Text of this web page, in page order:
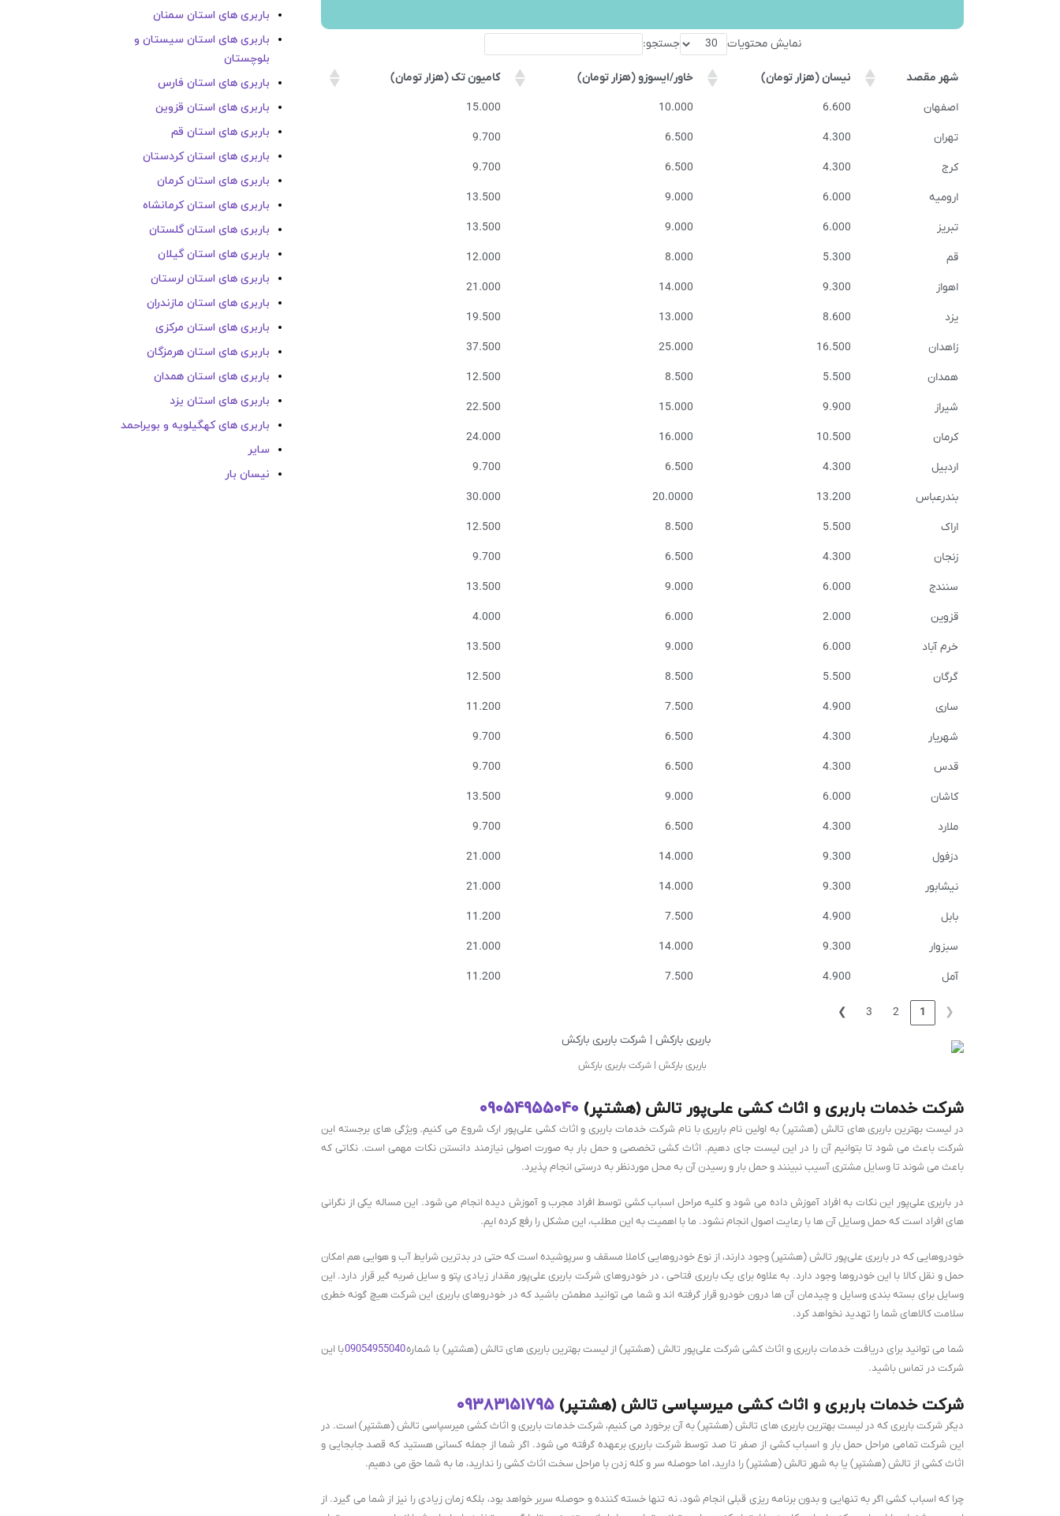
نمایش محتویات جستجو:
شهر مقصد نیسان (هزار تومان) خاور/ایسوزو (هزار تومان)
کامیون تک (هزار تومان)
اصفهان
6.600
10.000
15.000
تهران
4.300
6.500
9.700
کرج
4.300
6.500
9.700
ارومیه
6.000
9.000
13.500
تبریز
6.000
9.000
13.500
قم
5.300
8.000
12.000
اهواز
9.300
14.000
21.000
یزد
8.600
13.000
19.500
زاهدان
16.500
25.000
37.500
همدان
5.500
8.500
12.500
شیراز
9.900
15.000
22.500
کرمان
10.500
16.000
24.000
اردبیل
4.300
6.500
9.700
بندرعباس
13.200
20.0000
30.000
اراک
5.500
8.500
12.500
زنجان
4.300
6.500
9.700
سنندج
6.000
9.000
13.500
قزوین
2.000
6.000
4.000
خرم آباد
6.000
9.000
13.500
گرگان
5.500
8.500
12.500
ساری
4.900
7.500
11.200
شهریار
4.300
6.500
9.700
قدس
4.300
6.500
9.700
کاشان
6.000
9.000
13.500
ملارد
4.300
6.500
9.700
دزفول
9.300
14.000
21.000
نیشابور
9.300
14.000
21.000
بابل
4.900
7.500
11.200
سبزوار
9.300
14.000
21.000
آمل
4.900
7.500
11.200
❮
1
2
3
❯
باربری بارکش | شرکت باربری بارکش
شرکت خدمات باربری و اثاث کشی علی‌پور تالش (هشتپر) 09054955040
در لیست بهترین باربری های تالش (هشتپر) به اولین نام باربری با نام شرکت خدمات باربری و اثاث کشی علی‌پور ارک شروع می کنیم. ویژگی های برجسته این
شرکت باعث می شود تا بتوانیم آن را در این لیست جای دهیم. اثاث کشی تخصصی و حمل بار به صورت اصولی نیازمند دانستن نکات مهمی است. نکاتی که
باعث می شوند تا وسایل مشتری آسیب نبینند و حمل بار و رسیدن آن به محل موردنظر به درستی انجام پذیرد.
در باربری علی‌پور این نکات به افراد آموزش داده می شود و کلیه مراحل اسباب کشی توسط افراد مجرب و آموزش دیده انجام می شود. این مساله یکی از نگرانی
های افراد است که حمل وسایل آن ها با رعایت اصول انجام نشود. ما با اهمیت به این مطلب، این مشکل را رفع کرده ایم.
خودروهایی که در باربری علی‌پور تالش (هشتپر) وجود دارند، از نوع خودروهایی کاملا مسقف و سرپوشیده است که حتی در بدترین شرایط آب و هوایی هم امکان
حمل و نقل کالا با این خودروها وجود دارد. به علاوه برای یک باربری فتاحی ، در خودروهای شرکت باربری علی‌پور مقدار زیادی پتو و سایل ضربه گیر قرار دارد. این
وسایل برای بسته بندی وسایل و چیدمان آن ها درون خودرو قرار گرفته اند و شما می توانید مطمئن باشید که در خودروهای باربری این شرکت هیچ گونه خطری
سلامت کالاهای شما را تهدید نخواهد کرد.
شما می توانید برای دریافت خدمات باربری و اثاث کشی شرکت علی‌پور تالش (هشتپر) از لیست بهترین باربری های تالش (هشتپر) با شماره09054955040با این
شرکت در تماس باشید.
شرکت خدمات باربری و اثاث کشی میرسپاسی تالش (هشتپر) 09383151795
دیگر شرکت باربری که در لیست بهترین باربری های تالش (هشتپر) به آن برخورد می کنیم، شرکت خدمات باربری و اثاث کشی میرسپاسی تالش (هشتپر) است. در
این شرکت تمامی مراحل حمل بار و اسباب کشی از صفر تا صد توسط شرکت باربری برعهده گرفته می شود. اگر شما از جمله کسانی هستید که قصد جابجایی و
اثاث کشی از تالش (هشتپر) یا به شهر تالش (هشتپر) را دارید، اما حوصله سر و کله زدن با مراحل سخت اثاث کشی را ندارید، ما به شما حق می دهیم.
چرا که اسباب کشی اگر به تنهایی و بدون برنامه ریزی قبلی انجام شود، نه تنها خسته کننده و حوصله سربر خواهد بود، بلکه زمان زیادی را نیز از شما می گیرد. از
باربری های استان سمنان
باربری های استان سیستان و
بلوچستان
باربری های استان فارس
باربری های استان قزوین
باربری های استان قم
باربری های استان کردستان
باربری های استان کرمان
باربری های استان کرمانشاه
باربری های استان گلستان
باربری های استان گیلان
باربری های استان لرستان
باربری های استان مازندران
باربری های استان مرکزی
باربری های استان هرمزگان
باربری های استان همدان
باربری های استان یزد
باربری های کهگیلویه و بویراحمد
سایر
نیسان بار